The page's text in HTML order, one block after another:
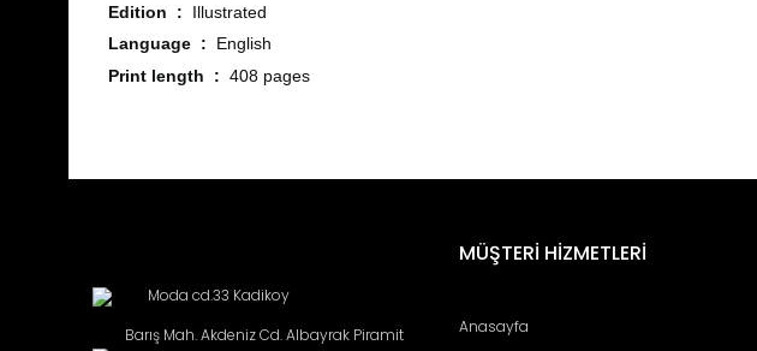
Edition ‏ : ‎ Illustrated
Language ‏ : ‎ English
Print length ‏ : ‎ 408 pages
Görüş ve önerileriniz için teşekkür ederiz.
Ürün resmi kalitesiz, bozuk veya görüntülenemiyor.
Ürün bilgilerinde hatalar bulunuyor.
Ürün fiyatı diğer sitelerden daha pahalı.
Moda cd.33 Kadikoy
Barış Mah. Akdeniz Cd. Albayrak Piramit
MÜŞTERİ HİZMETLERİ
Anasayfa